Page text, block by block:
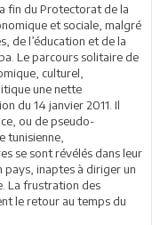
fin du Protectorat de la
et sociale, malgré
de l’éducation et de la
Le parcours solitaire de
culturel,
une nette
du 14 janvier 2011. Il
ou de pseudo-
tunisienne,
se sont révélés dans leur
inaptes à diriger un
La frustration des
le retour au temps du